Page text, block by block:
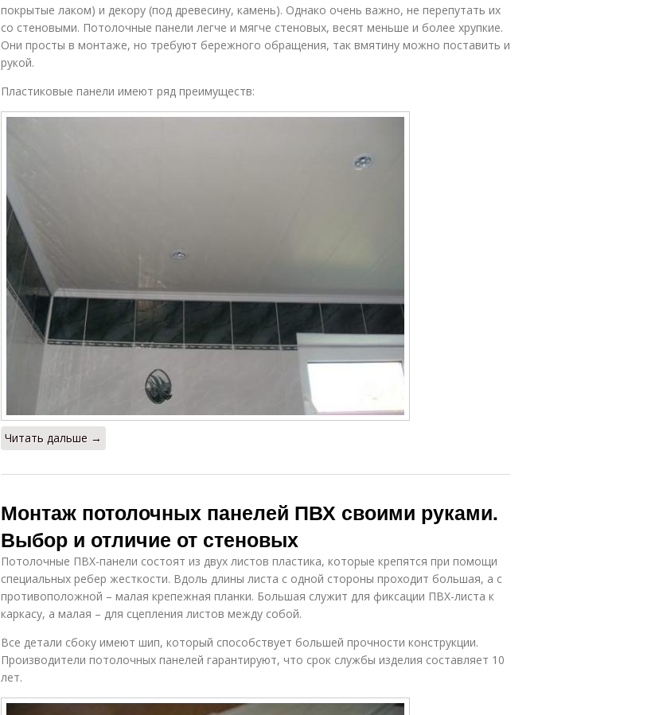
покрытые лаком) и декору (под древесину, камень). Однако очень важно, не перепутать их
со стеновыми. Потолочные панели легче и мягче стеновых, весят меньше и более хрупкие.
Они просты в монтаже, но требуют бережного обращения, так вмятину можно поставить и
рукой.
Пластиковые панели имеют ряд преимуществ:
Читать дальше →
Монтаж потолочных панелей ПВХ своими руками.
Выбор и отличие от стеновых
Потолочные ПВХ-панели состоят из двух листов пластика, которые крепятся при помощи
специальных ребер жесткости. Вдоль длины листа с одной стороны проходит большая, а с
противоположной – малая крепежная планки. Большая служит для фиксации ПВХ-листа к
каркасу, а малая – для сцепления листов между собой.
Все детали сбоку имеют шип, который способствует большей прочности конструкции.
Производители потолочных панелей гарантируют, что срок службы изделия составляет 10
лет.